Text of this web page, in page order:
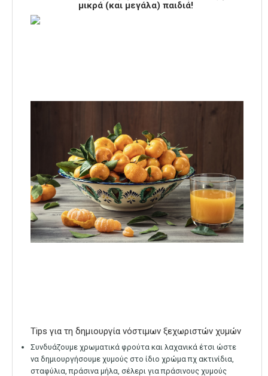
μικρά (και μεγάλα) παιδιά!
Tips για τη δημιουργία νόστιμων ξεχωριστών χυμών
Συνδυάζουμε χρωματικά φρούτα και λαχανικά έτσι ώστε
να δημιουργήσουμε χυμούς στο ίδιο χρώμα πχ ακτινίδια,
σταφύλια, πράσινα μήλα, σέλερι για πράσινους χυμούς